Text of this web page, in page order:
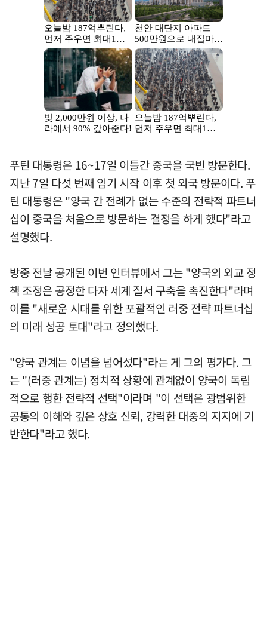
푸틴 대통령은 16~17일 이틀간 중국을 국빈 방문한다.
지난 7일 다섯 번째 임기 시작 이후 첫 외국 방문이다. 푸
틴 대통령은 "양국 간 전례가 없는 수준의 전략적 파트너
십이 중국을 처음으로 방문하는 결정을 하게 했다"라고
설명했다.
방중 전날 공개된 이번 인터뷰에서 그는 "양국의 외교 정
책 조정은 공정한 다자 세계 질서 구축을 촉진한다"라며
이를 "새로운 시대를 위한 포괄적인 러중 전략 파트너십
의 미래 성공 토대"라고 정의했다.
"양국 관계는 이념을 넘어섰다"라는 게 그의 평가다. 그
는 "(러중 관계는) 정치적 상황에 관계없이 양국이 독립
적으로 행한 전략적 선택"이라며 "이 선택은 광범위한
공통의 이해와 깊은 상호 신뢰, 강력한 대중의 지지에 기
반한다"라고 했다.